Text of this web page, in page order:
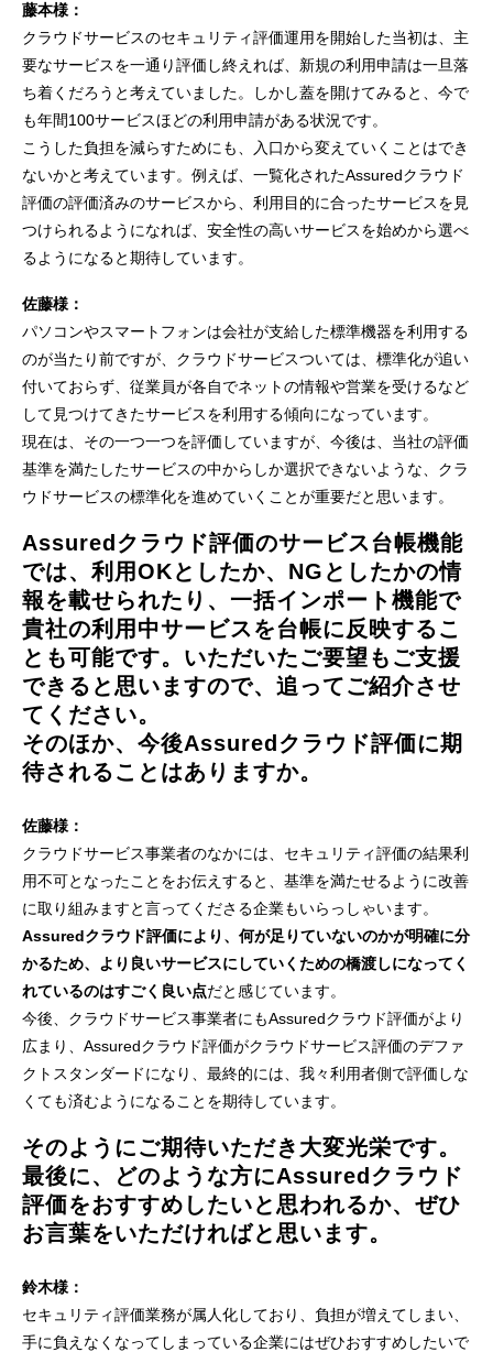
藤本様：
クラウドサービスのセキュリティ評価運用を開始した当初は、主
要なサービスを一通り評価し終えれば、新規の利用申請は一旦落
ち着くだろうと考えていました。しかし蓋を開けてみると、今で
も年間100サービスほどの利用申請がある状況です。
こうした負担を減らすためにも、入口から変えていくことはでき
ないかと考えています。例えば、一覧化されたAssuredクラウド
評価の評価済みのサービスから、利用目的に合ったサービスを見
つけられるようになれば、安全性の高いサービスを始めから選べ
るようになると期待しています。
佐藤様：
パソコンやスマートフォンは会社が支給した標準機器を利用する
のが当たり前ですが、クラウドサービスついては、標準化が追い
付いておらず、従業員が各自でネットの情報や営業を受けるなど
して見つけてきたサービスを利用する傾向になっています。
現在は、その一つ一つを評価していますが、今後は、当社の評価
基準を満たしたサービスの中からしか選択できないような、クラ
ウドサービスの標準化を進めていくことが重要だと思います。
Assuredクラウド評価のサービス台帳機能
では、利用OKとしたか、NGとしたかの情
報を載せられたり、一括インポート機能で
貴社の利用中サービスを台帳に反映するこ
とも可能です。いただいたご要望もご支援
できると思いますので、追ってご紹介させ
てください。
そのほか、今後Assuredクラウド評価に期
待されることはありますか。
佐藤様：
クラウドサービス事業者のなかには、セキュリティ評価の結果利
用不可となったことをお伝えすると、基準を満たせるように改善
に取り組みますと言ってくださる企業もいらっしゃいます。
Assuredクラウド評価により、何が足りていないのかが明確に分
かるため、より良いサービスにしていくための橋渡しになってく
れているのはすごく良い点だと感じています。
今後、クラウドサービス事業者にもAssuredクラウド評価がより
広まり、Assuredクラウド評価がクラウドサービス評価のデファ
クトスタンダードになり、最終的には、我々利用者側で評価しな
くても済むようになることを期待しています。
そのようにご期待いただき大変光栄です。
最後に、どのような方にAssuredクラウド
評価をおすすめしたいと思われるか、ぜひ
お言葉をいただければと思います。
鈴木様：
セキュリティ評価業務が属人化しており、負担が増えてしまい、
手に負えなくなってしまっている企業にはぜひおすすめしたいで